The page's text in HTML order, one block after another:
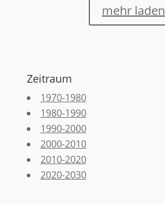
mehr laden
Zeitraum
1970-1980
1980-1990
1990-2000
2000-2010
2010-2020
2020-2030